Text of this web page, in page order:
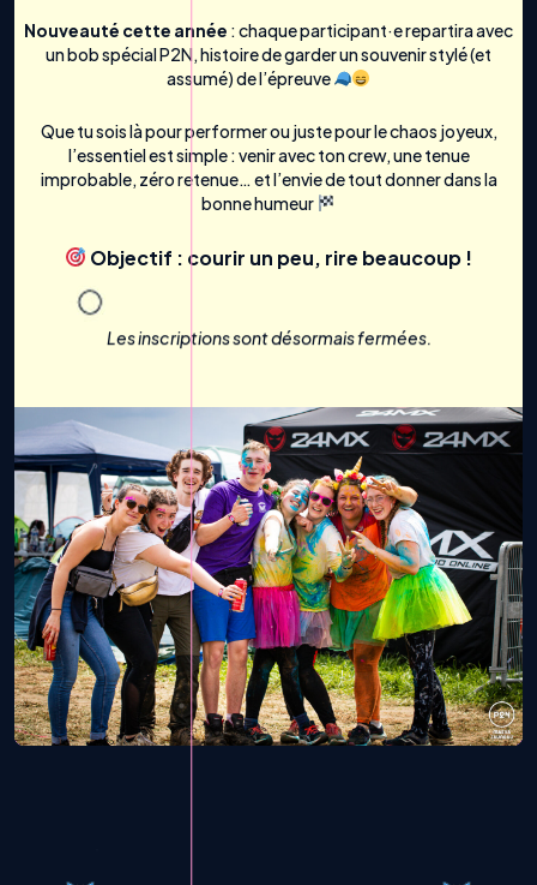
Nouveauté cette année : chaque participant·e repartira avec
un bob spécial P2N, histoire de garder un souvenir stylé (et
assumé) de l’épreuve
Que tu sois là pour performer ou juste pour le chaos joyeux,
l’essentiel est simple : venir avec ton crew, une tenue
improbable, zéro retenue… et l’envie de tout donner dans la
bonne humeur
Objectif : courir un peu, rire beaucoup !
Les inscriptions sont désormais fermées.